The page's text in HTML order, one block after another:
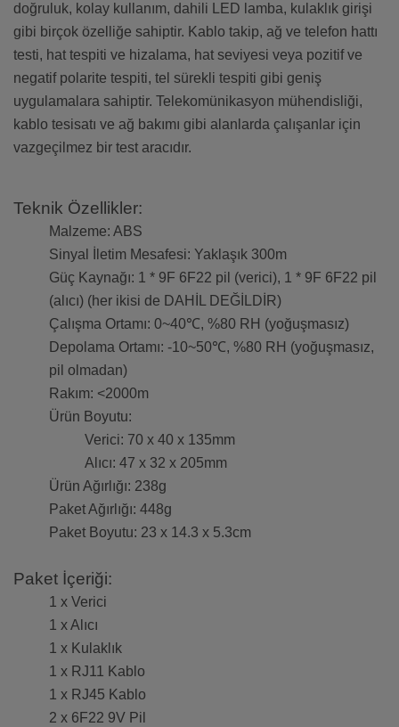
doğruluk, kolay kullanım, dahili LED lamba, kulaklık girişi
gibi birçok özelliğe sahiptir. Kablo takip, ağ ve telefon hattı
testi, hat tespiti ve hizalama, hat seviyesi veya pozitif ve
negatif polarite tespiti, tel sürekli tespiti gibi geniş
uygulamalara sahiptir. Telekomünikasyon mühendisliği,
kablo tesisatı ve ağ bakımı gibi alanlarda çalışanlar için
vazgeçilmez bir test aracıdır.
Teknik Özellikler:
Malzeme: ABS
Sinyal İletim Mesafesi: Yaklaşık 300m
Güç Kaynağı: 1 * 9F 6F22 pil (verici), 1 * 9F 6F22 pil
(alıcı) (her ikisi de DAHİL DEĞİLDİR)
Çalışma Ortamı: 0~40℃, %80 RH (yoğuşmasız)
Depolama Ortamı: -10~50℃, %80 RH (yoğuşmasız,
pil olmadan)
Rakım: <2000m
Ürün Boyutu:
Verici: 70 x 40 x 135mm
Alıcı: 47 x 32 x 205mm
Ürün Ağırlığı: 238g
Paket Ağırlığı: 448g
Paket Boyutu: 23 x 14.3 x 5.3cm
Paket İçeriği:
1 x Verici
1 x Alıcı
1 x Kulaklık
1 x RJ11 Kablo
1 x RJ45 Kablo
2 x 6F22 9V Pil